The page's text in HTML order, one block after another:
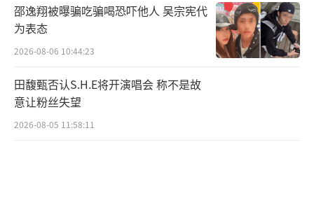
邵逸翔被曝骗吃骗喝恐吓他人 吴宗宪代
为表态
2026-08-06 10:44:23
田馥甄否认S.H.E将开演唱会 称不是故
意让粉丝失望
2026-08-05 11:58:11